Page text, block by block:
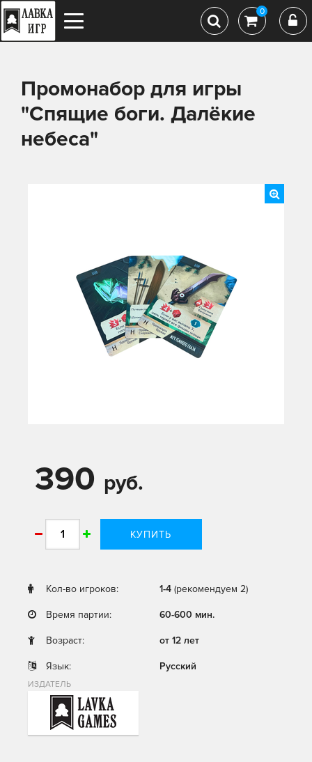
0
Промонабор для игры
"Спящие боги. Далёкие
небеса"
390 руб.
КУПИТЬ
Кол-во игроков: 1-4 (рекомендуем 2)
Время партии: 60-600 мин.
Возраст: от 12 лет
Язык: Русский
ИЗДАТЕЛЬ